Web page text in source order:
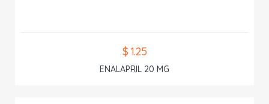
$ 1.25
ENALAPRIL 20 MG